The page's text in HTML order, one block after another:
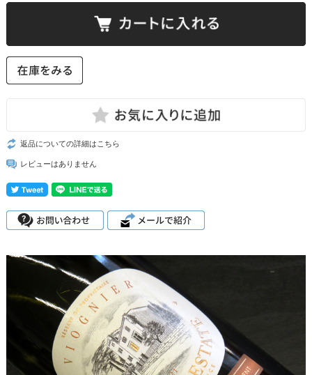
返品についての詳細はこちら
レビューはありません